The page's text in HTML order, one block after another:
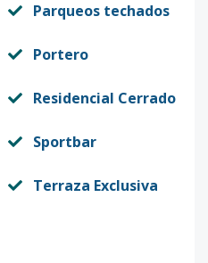
Parqueos techados
Portero
Residencial Cerrado
Sportbar
Terraza Exclusiva